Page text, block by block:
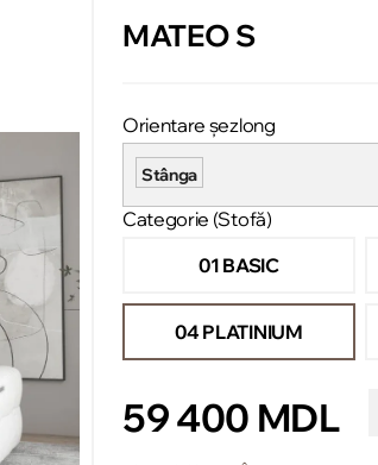
MATEO S
Orientare șezlong
Stânga
Categorie (Stofă)
01 BASIC
04 PLATINIUM
59 400 MDL